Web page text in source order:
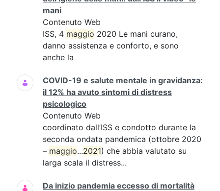
mani
Contenuto Web
ISS, 4 maggio 2020 Le mani curano,
danno assistenza e conforto, e sono
anche la
COVID-19 e salute mentale in gravidanza:
il 12% ha avuto sintomi di distress
psicologico
Contenuto Web
coordinato dall’ISS e condotto durante la
seconda ondata pandemica (ottobre 2020
– maggio...2021) che abbia valutato su
larga scala il distress...
Da inizio pandemia eccesso di mortalità